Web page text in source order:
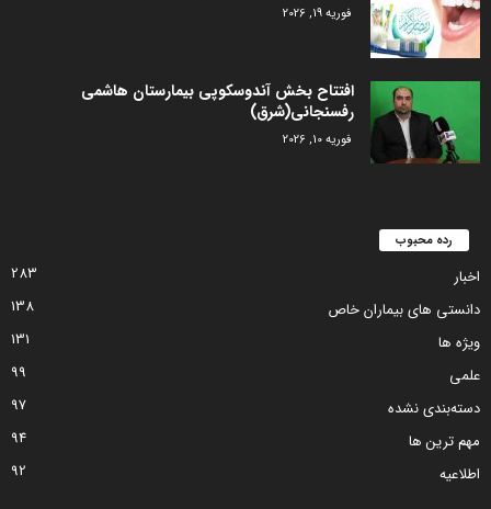
فوریه 19, 2026
افتتاح بخش آندوسکوپی بیمارستان هاشمی
رفسنجانی(شرق)
فوریه 10, 2026
رده محبوب
اخبار
283
دانستی های بیماران خاص
138
ویژه ها
131
علمی
99
دسته‌بندی نشده
97
مهم ترین ها
94
اطلاعیه
92